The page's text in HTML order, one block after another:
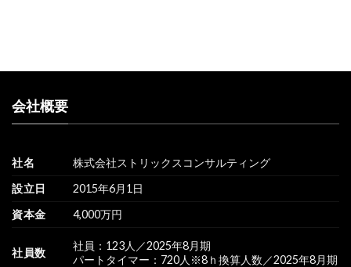
会社概要
社名
株式会社ストリックスコンサルティング
設立日
2015年6月1日
資本金
4,000万円
社員数
社員：123人／2025年8月期
パートタイマー：720人※8ｈ換算人数／2025年8月期